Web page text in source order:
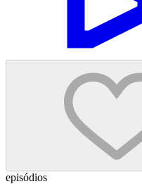
episódios